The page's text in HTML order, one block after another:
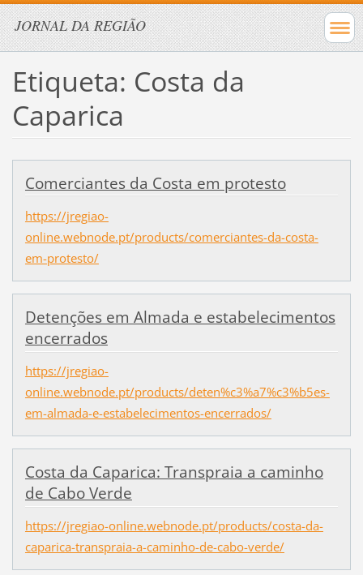
JORNAL DA REGIÃO
Etiqueta: Costa da
Caparica
Comerciantes da Costa em protesto
https://jregiao-
online.webnode.pt/products/comerciantes-da-costa-
em-protesto/
Detenções em Almada e estabelecimentos
encerrados
https://jregiao-
online.webnode.pt/products/deten%c3%a7%c3%b5es-
em-almada-e-estabelecimentos-encerrados/
Costa da Caparica: Transpraia a caminho
de Cabo Verde
https://jregiao-online.webnode.pt/products/costa-da-
caparica-transpraia-a-caminho-de-cabo-verde/